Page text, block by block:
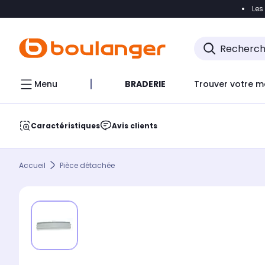
Accéder
Menu BRADERIE Trouver votre
Caractéristiques Avis clients
Accueil Pièce détachée